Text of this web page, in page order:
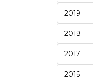
2019
2018
2017
2016